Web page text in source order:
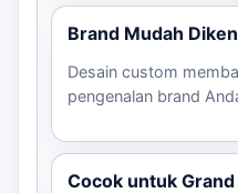
Brand Mudah
Desain custom
pengenalan brand
Cocok untuk